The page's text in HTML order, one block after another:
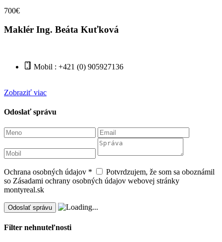
700€
Maklér Ing. Beáta Kuťková
Mobil : +421 (0) 905927136
Zobraziť viac
Odoslať správu
Ochrana osobných údajov *
Potvrdzujem, že som sa oboznámil
so Zásadami ochrany osobných údajov webovej stránky
montyreal.sk
Filter nehnuteľnosti